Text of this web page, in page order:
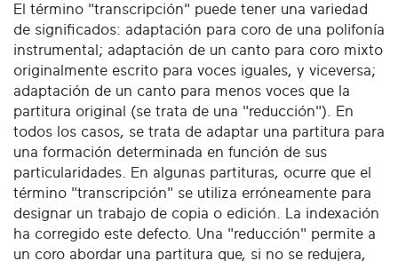
El término "transcripción" puede tener una variedad
de significados: adaptación para coro de una polifonía
instrumental; adaptación de un canto para coro mixto
originalmente escrito para voces iguales, y viceversa;
adaptación de un canto para menos voces que la
partitura original (se trata de una "reducción"). En
todos los casos, se trata de adaptar una partitura para
una formación determinada en función de sus
particularidades. En algunas partituras, ocurre que el
término "transcripción" se utiliza erróneamente para
designar un trabajo de copia o edición. La indexación
ha corregido este defecto. Una "reducción" permite a
un coro abordar una partitura que, si no se redujera,